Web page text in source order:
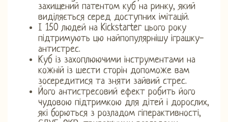
захищений патентом куб на ринку, який
виділяється серед доступних імітацій.
І 150 людей на Kickstarter цього року
підтримують цю найпопулярнішу іграшку-
антистрес.
Куб із захоплюючими інструментами на
кожній із шести сторін допоможе вам
зосередитися та зняти зайвий стрес.
Його антистресовий ефект робить його
чудовою підтримкою для дітей і дорослих,
які борються з розладом гіперактивності,